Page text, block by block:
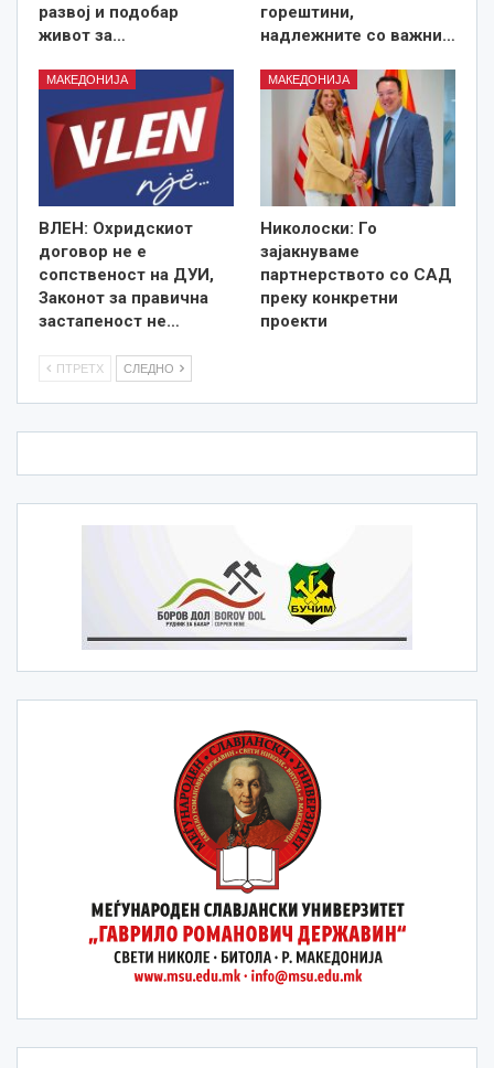
развој и подобар
живот за…
горештини,
надлежните со важни…
МАКЕДОНИЈА
ВЛЕН: Охридскиот
договор не е
сопственост на ДУИ,
Законот за правична
застапеност не…
МАКЕДОНИЈА
Николоски: Го
зајакнуваме
партнерството со САД
преку конкретни
проекти
ПТРЕТХ СЛЕДНО